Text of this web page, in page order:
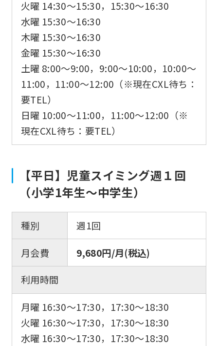
火曜 14:30〜15:30，15:30〜16:30
水曜 15:30〜16:30
木曜 15:30〜16:30
金曜 15:30〜16:30
土曜 8:00〜9:00，9:00〜10:00，10:00〜
11:00，11:00〜12:00（※現在CXL待ち：
要TEL）
日曜 10:00〜11:00，11:00〜12:00（※
現在CXL待ち：要TEL）
【平日】児童スイミング週１回
（小学1年生〜中学生）
種別
週1回
月会費
9,680円/月(税込)
利用時間
月曜 16:30〜17:30，17:30〜18:30
火曜 16:30〜17:30，17:30〜18:30
水曜 16:30〜17:30，17:30〜18:30